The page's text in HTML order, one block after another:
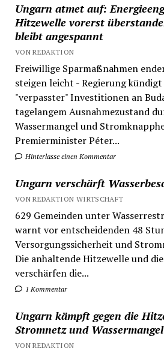
Ungarn atmet auf:
Hitzewelle vorerst
bleibt angespannt
VON REDAKTION
Freiwillige Sparmaßnahmen
steigen leicht - Regierung
"verpasster" Investitionen an
tagelangem Ausnahmezustand
Wassermangel und
Premierminister Péter...
Hinterlasse einen Kommentar
Ungarn verschärft
VON REDAKTION WIRTSCHAFT
629 Gemeinden unter
warnt vor entscheidenden 48
Versorgungssicherheit und
Die anhaltende Hitzewelle und
verschärfen die...
1 Kommentar
Ungarn kämpft gegen die
Stromnetz und Wassermangel
VON REDAKTION